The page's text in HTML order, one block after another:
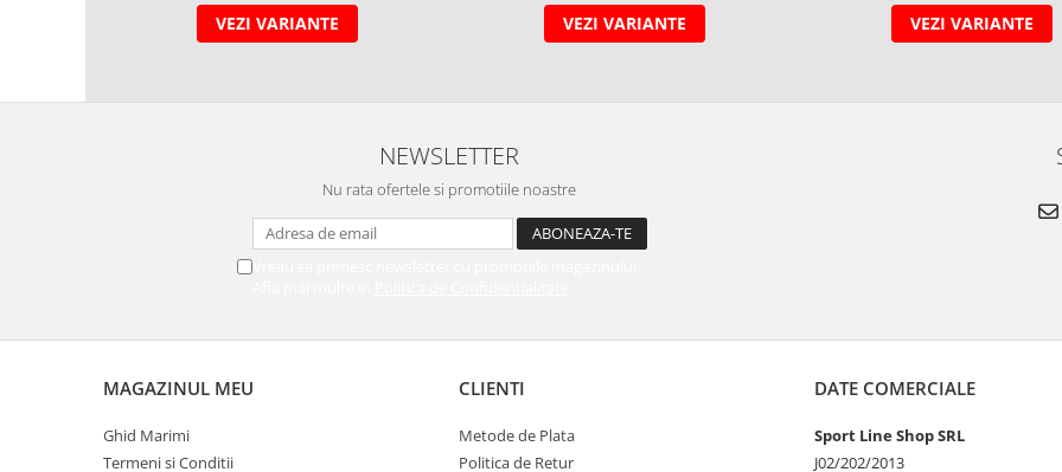
VEZI VARIANTE VEZI VARIANTE VEZI VARIANTE
NEWSLETTER
Nu rata ofertele si promotiile noastre
Vreau sa primesc newsletter cu promotiile magazinului.
MAGAZINUL MEU
Ghid Marimi
Termeni si Conditii
CLIENTI
Metode de Plata
Politica de Retur
DATE COMERCIALE
Sport Line Shop SRL
J02/202/2013